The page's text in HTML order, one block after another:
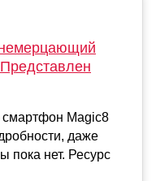
смартфон Magic8
даже
пока нет. Ресурс